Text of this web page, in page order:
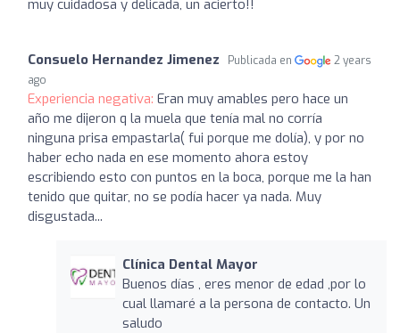
muy cuidadosa y delicada, un acierto!!
Consuelo Hernandez Jimenez Publicada en
2 years
ago
Experiencia negativa: Eran muy amables pero hace un
año me dijeron q la muela que tenía mal no corría
ninguna prisa empastarla( fui porque me dolía), y por no
haber echo nada en ese momento ahora estoy
escribiendo esto con puntos en la boca, porque me la han
tenido que quitar, no se podía hacer ya nada. Muy
disgustada...
Clínica Dental Mayor
Buenos días , eres menor de edad ,por lo
cual llamaré a la persona de contacto. Un
saludo